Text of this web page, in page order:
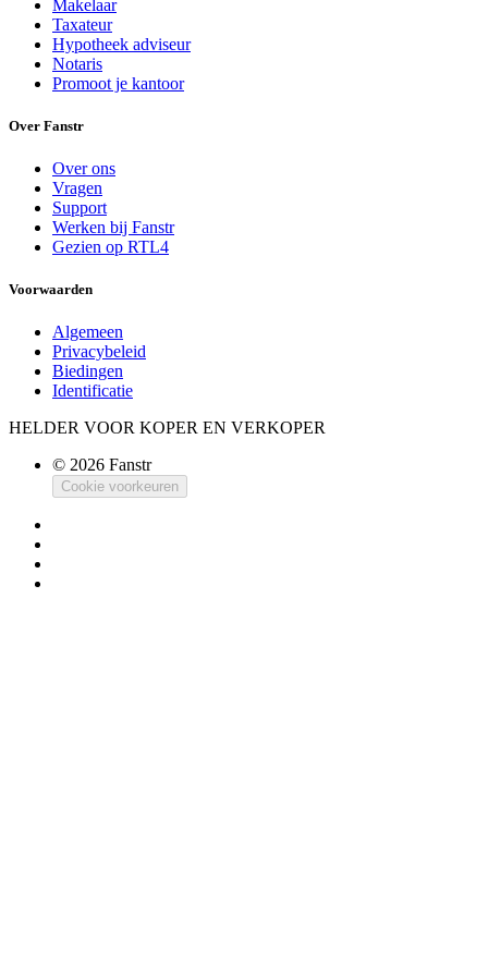
Makelaar
Taxateur
Hypotheek adviseur
Notaris
Promoot je kantoor
Over Fanstr
Over ons
Vragen
Support
Werken bij Fanstr
Gezien op RTL4
Voorwaarden
Algemeen
Privacybeleid
Biedingen
Identificatie
HELDER VOOR KOPER EN VERKOPER
© 2026 Fanstr
Cookie voorkeuren